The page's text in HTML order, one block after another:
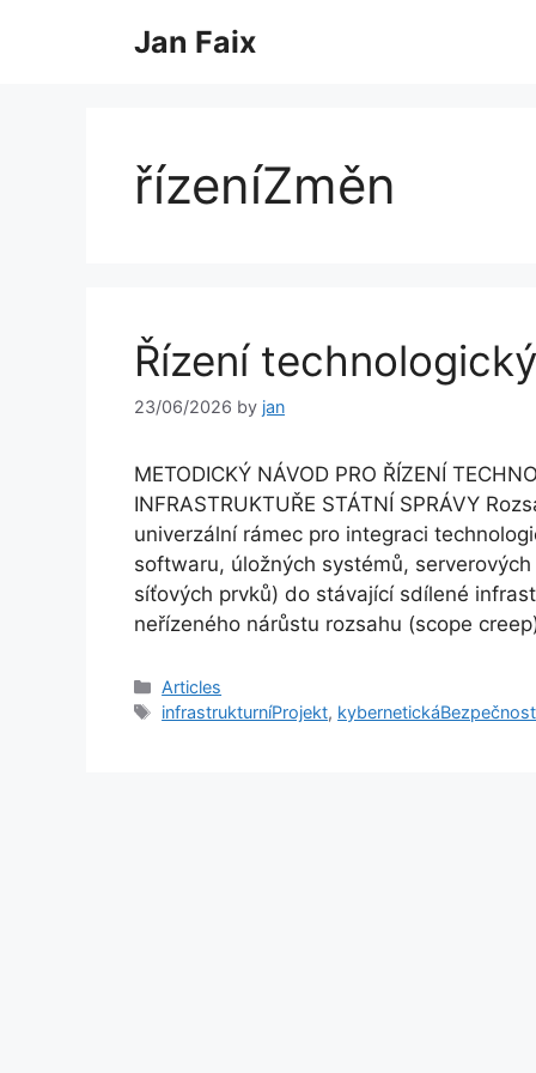
Jan Faix
řízeníZměn
Řízení
23/06/2026 by jan
METODICKÝ NÁVOD PRO ŘÍZENÍ
INFRASTRUKTUŘE STÁTNÍ SPRÁVY
univerzální rámec pro integraci
softwaru, úložných systémů,
síťových prvků) do stávající sdílené
neřízeného nárůstu rozsahu (scope
Categories
Articles
Tags
infrastrukturníProjekt, kybernetickáBezpečnost